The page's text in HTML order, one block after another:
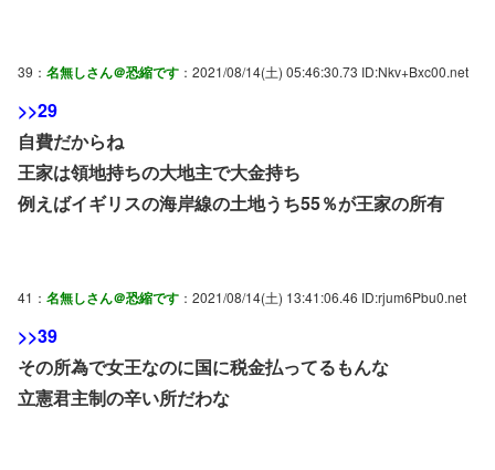
39： 名無しさん＠恐縮です ：2021/08/14(土) 05:46:30.73 ID:Nkv+Bxc00.net
>>29
自費だからね
王家は領地持ちの大地主で大金持ち
例えばイギリスの海岸線の土地うち55％が王家の所有
41： 名無しさん＠恐縮です ：2021/08/14(土) 13:41:06.46 ID:rjum6Pbu0.net
>>39
その所為で女王なのに国に税金払ってるもんな
立憲君主制の辛い所だわな